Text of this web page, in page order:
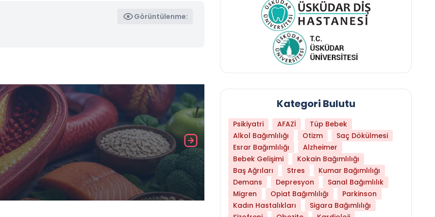
Görüntülenme:
Daha Az Protein Tüketmek Yaşlanmayı
Kategori Bulutu
Psikiyatri AFAZİ
Tüp Bebek
Alkol Bağımlılığı
Otizm
Saç Dökülmesi
Esrar Bağımlılığı
Alzheimer
Bebek Gelişimi
Kokain Bağımlılığı
Baş Ağrıları
Stres
Kumar Bağımlılığı
Demans
Depresyon
Sanal Bağımlılık
Migren
Opiat Bağımlılığı
Parkinson
Kadın Hastalıkları
Sigara Bağımlılığı